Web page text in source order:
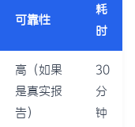
可靠性
耗
时
高（如果
是真实报
告）
30
分
钟